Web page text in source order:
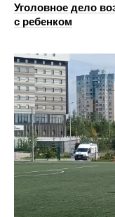
Уголовное дело
с ребенком